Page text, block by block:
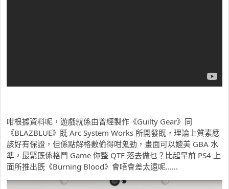
咁根據資料呢，遊戲就係由曾經製作《Guilty Gear》同
《BLAZBLUE》既 Arc System Works 所開發既，理論上質素應
該好有保證，但係點解格數偷得咁鬼勁，畫面可以媲美 GBA 水
準，最緊既係格鬥 Game 你整 QTE 落去做乜？比起早前 PS4 上
面所推出既《Burning Blood》會唔會差太遠呢……